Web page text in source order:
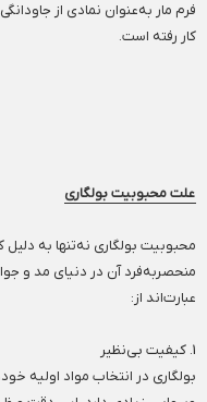
فرم مار به‌عنوان نمادی از
کار رفته است.
علت محبوبیت بولگاری
محبوبیت بولگاری نه‌تنها به
منحصربه‌فرد آن در دنیای مد و
عبارت‌اند از:
1. کیفیت بی‌نظیر
بولگاری در انتخاب مواد اولیه